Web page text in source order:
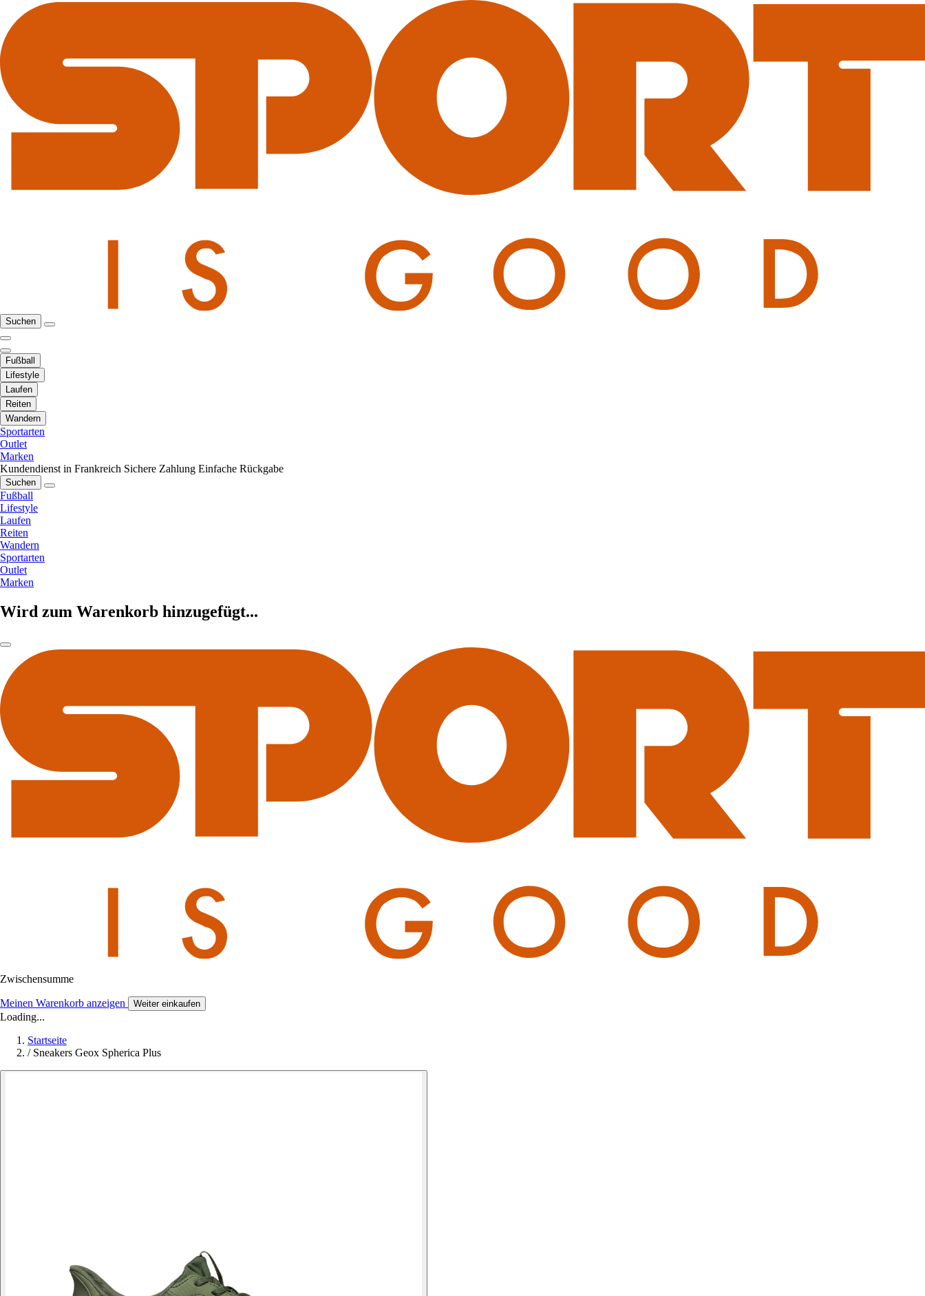
Suchen
Fußball
Lifestyle
Laufen
Reiten
Wandern
Sportarten
Outlet
Marken
Kundendienst in Frankreich Sichere Zahlung Einfache Rückgabe
Suchen
Fußball
Lifestyle
Laufen
Reiten
Wandern
Sportarten
Outlet
Marken
Wird zum Warenkorb hinzugefügt...
Zwischensumme
Meinen Warenkorb anzeigen Weiter einkaufen
Loading...
Startseite
/ Sneakers Geox Spherica Plus